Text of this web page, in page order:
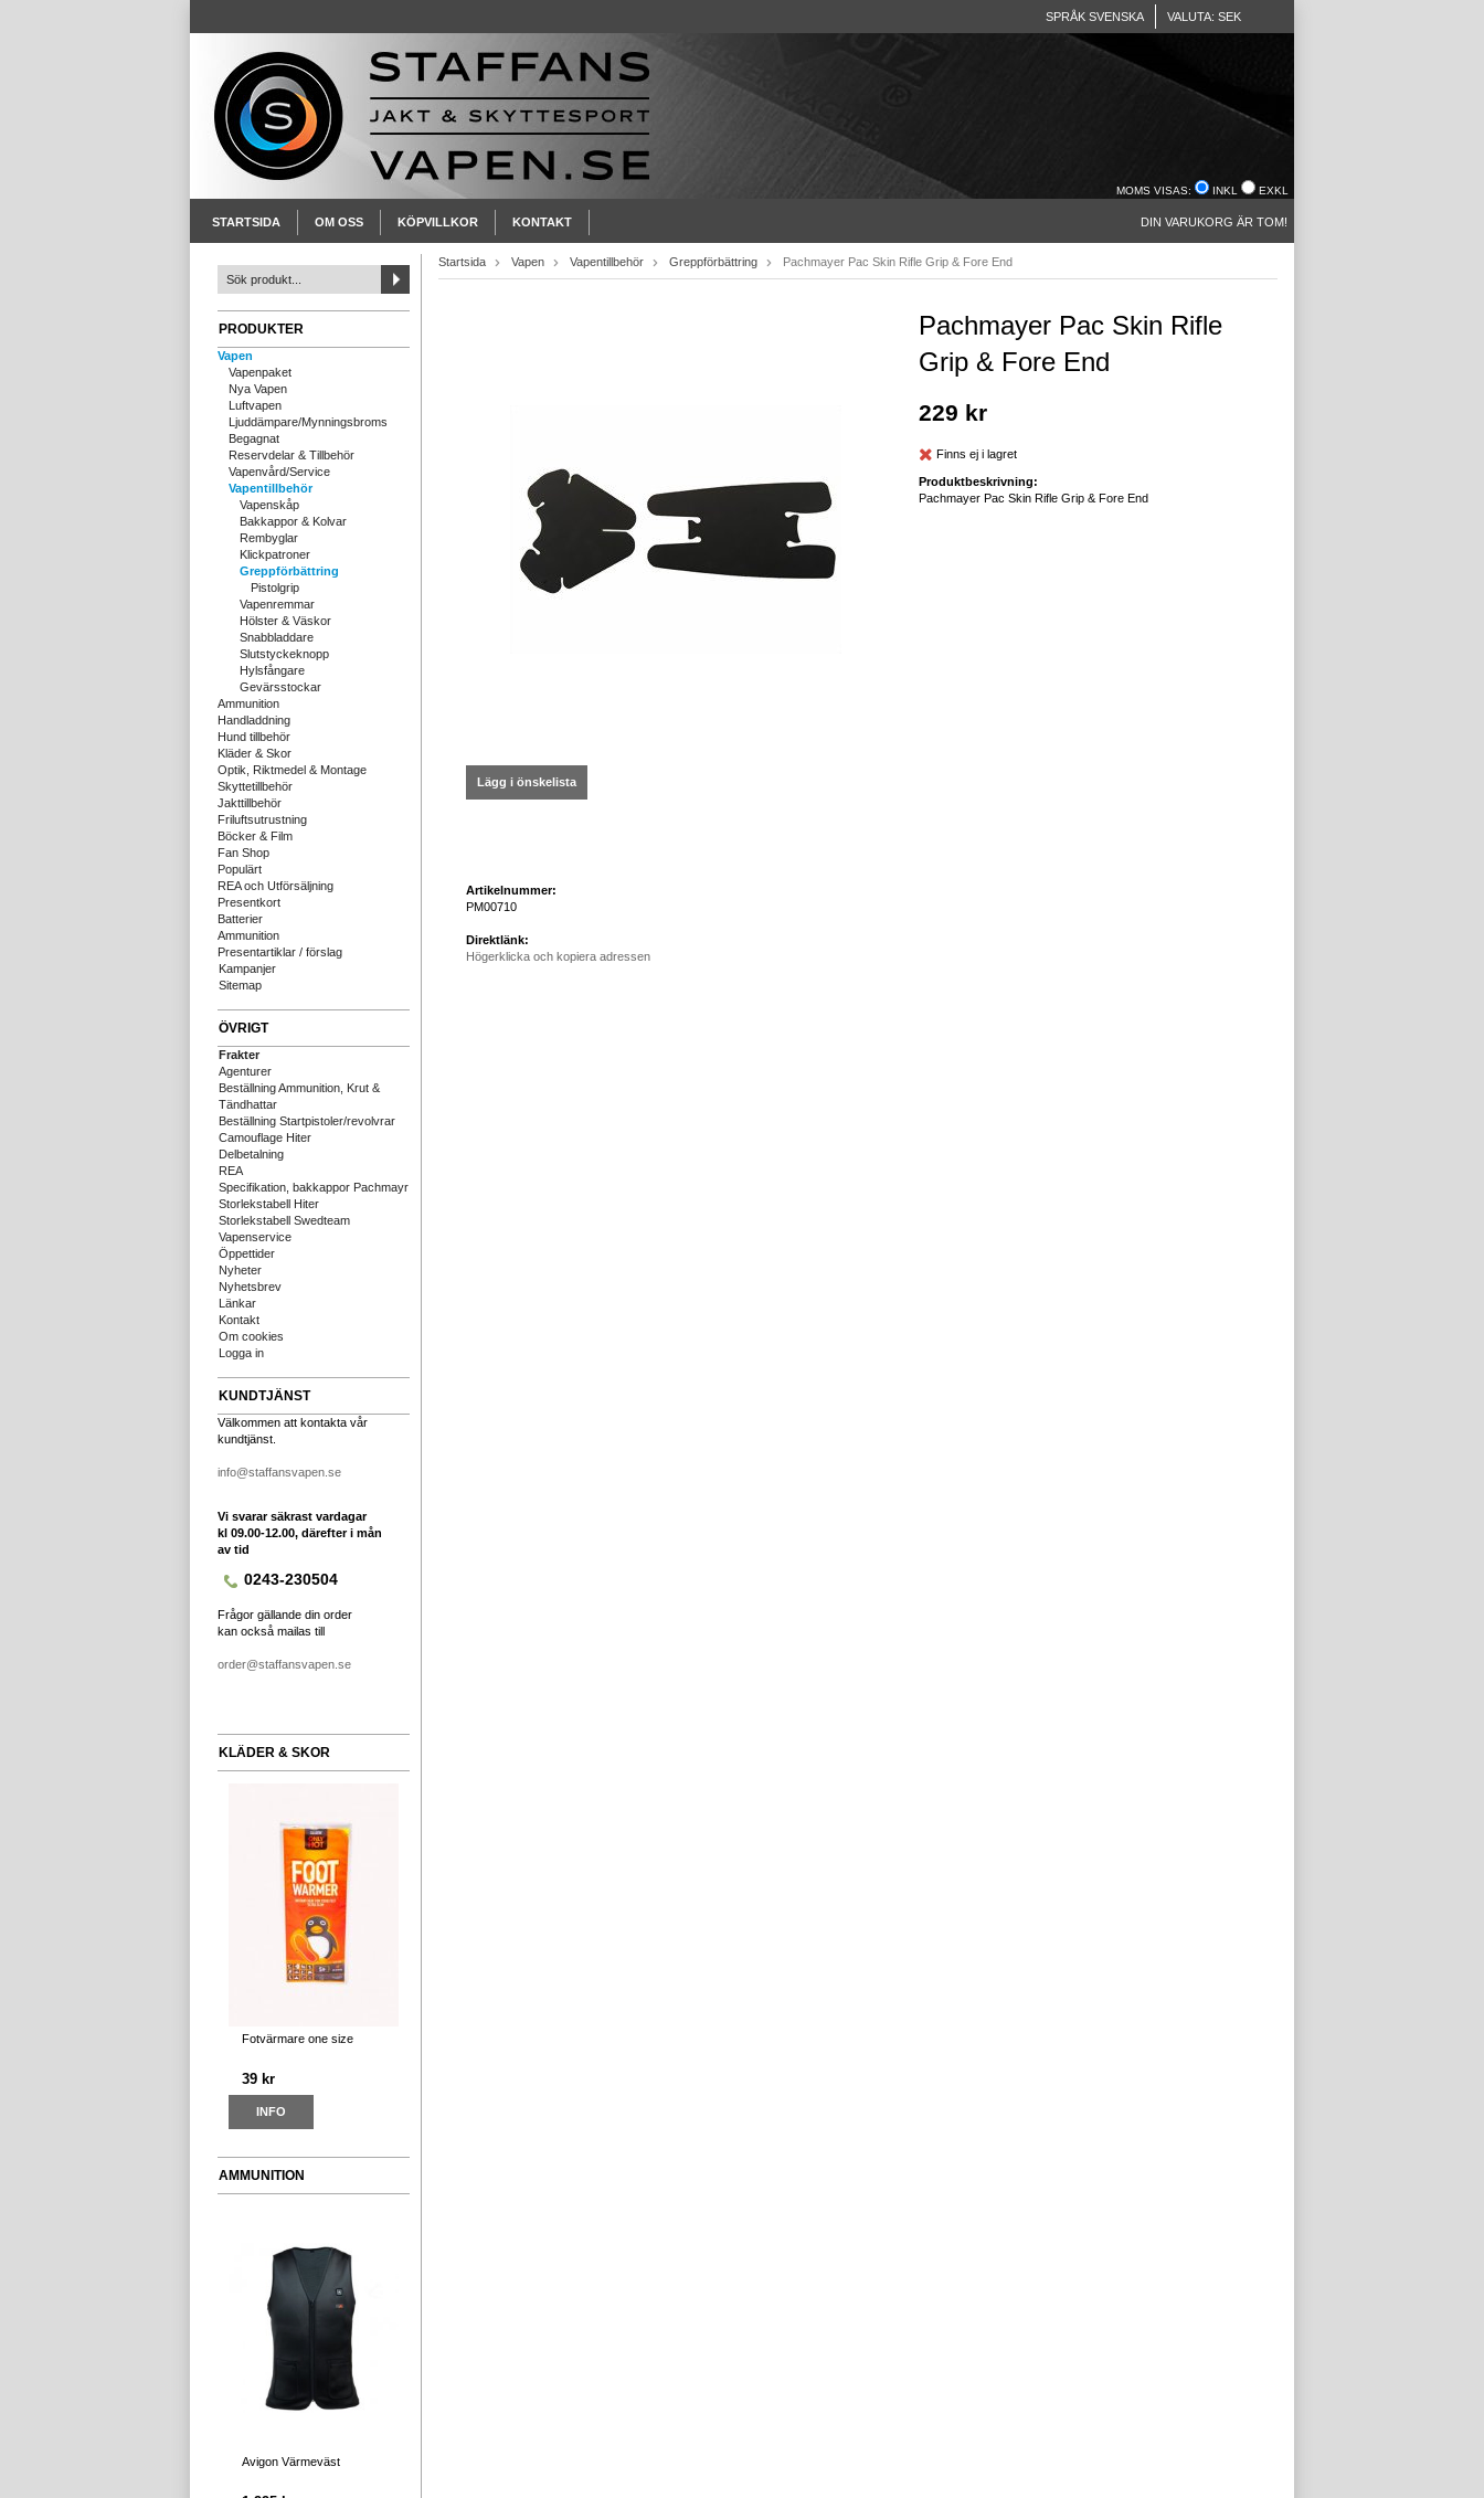
SPRÅK SVENSKA VALUTA: SEK
MOMS VISAS: INKL EXKL
STARTSIDA OM OSS KÖPVILLKOR KONTAKT DIN VARUKORG ÄR TOM!
PRODUKTER
Vapen
Vapenpaket
Nya Vapen
Luftvapen
Ljuddämpare/Mynningsbroms
Begagnat
Reservdelar & Tillbehör
Vapenvård/Service
Vapentillbehör
Vapenskåp
Bakkappor & Kolvar
Rembyglar
Klickpatroner
Greppförbättring
Pistolgrip
Vapenremmar
Hölster & Väskor
Snabbladdare
Slutstyckeknopp
Hylsfångare
Gevärsstockar
Ammunition
Handladdning
Hund tillbehör
Kläder & Skor
Optik, Riktmedel & Montage
Skyttetillbehör
Jakttillbehör
Friluftsutrustning
Böcker & Film
Fan Shop
Populärt
REA och Utförsäljning
Presentkort
Batterier
Ammunition
Presentartiklar / förslag
Kampanjer
Sitemap
ÖVRIGT
Frakter
Agenturer
Beställning Ammunition, Krut &
Tändhattar
Beställning Startpistoler/revolvrar
Camouflage Hiter
Delbetalning
REA
Specifikation, bakkappor Pachmayr
Storlekstabell Hiter
Storlekstabell Swedteam
Vapenservice
Öppettider
Nyheter
Nyhetsbrev
Länkar
Kontakt
Om cookies
Logga in
KUNDTJÄNST
Välkommen att kontakta vår
kundtjänst.
info@staffansvapen.se
Vi svarar säkrast vardagar
kl 09.00-12.00, därefter i mån
av tid
0243-230504
Frågor gällande din order
kan också mailas till
order@staffansvapen.se
KLÄDER & SKOR
Fotvärmare one size
39 kr
INFO
AMMUNITION
Avigon Värmeväst
Startsida Vapen Vapentillbehör Greppförbättring Pachmayer Pac Skin Rifle Grip & Fore End
Lägg i önskelista
Artikelnummer:
PM00710
Direktlänk:
Högerklicka och kopiera adressen
Pachmayer Pac Skin Rifle
Grip & Fore End
229 kr
Finns ej i lagret
Produktbeskrivning:
Pachmayer Pac Skin Rifle Grip & Fore End